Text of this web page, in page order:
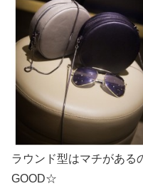
ラウンド型はマチがある
GOOD☆